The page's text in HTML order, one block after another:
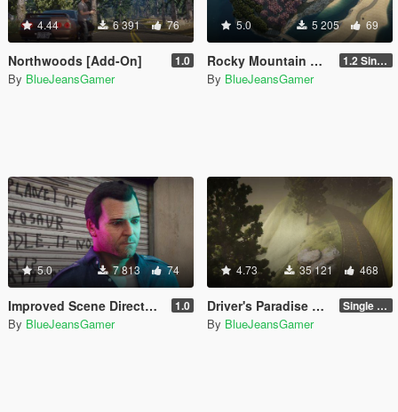
4.44 6 391 76
Northwoods [Add-On] 1.0
By BlueJeansGamer
5.0 5 205 69
Rocky Mountain Drift [Add-On] 1.2 Single Player
By BlueJeansGamer
5.0 7 813 74
Improved Scene Director Lights 1.0
By BlueJeansGamer
4.73 35 121 468
Driver's Paradise Remastered [Single Player | FiveM] Single Player
By BlueJeansGamer